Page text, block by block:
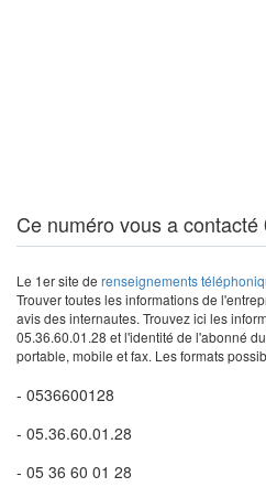
Ce numéro vous a
Le 1er site de renseignements
Trouver toutes les informations de
avis des internautes. Trouvez ici les
05.36.60.01.28 et l'identité de l'abonné
portable, mobile et fax. Les formats
- 0536600128
- 05.36.60.01.28
- 05 36 60 01 28